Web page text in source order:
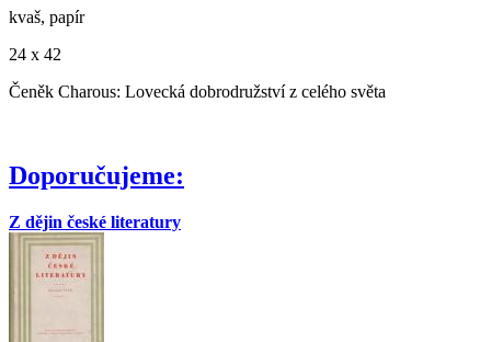
kvaš, papír
24 x 42
Čeněk Charous: Lovecká dobrodružství z celého světa
Doporučujeme:
Z dějin české literatury